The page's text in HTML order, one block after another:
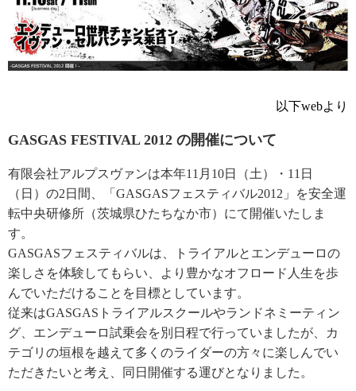
以下webより
GASGAS FESTIVAL 2012 の開催について
有限会社アルプスヴァンは本年11月10日（土）・11日
（日）の2日間、「GASGASフェスティバル2012」を安全運
転中央研修所（茨城県ひたちなか市）にて開催いたしま
す。
GASGASフェスティバルは、トライアルとエンデューロの
楽しさを体験してもらい、より豊かなオフロード人生を歩
んでいただけることを目標としています。
従来はGASGASトライアルスクールやランドネミーティン
グ、エンデューロ試乗会を別日程で行っていましたが、カ
テゴリの垣根を越えて多くのライダーの方々に楽しんでい
ただきたいと考え、同日開催する運びとなりました。